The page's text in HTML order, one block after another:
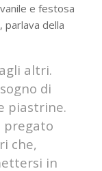
e festosa
parlava della
altri.
di
piastrine.
pregato
che,
in